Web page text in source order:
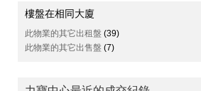
樓盤在相同大廈
此物業的其它出租盤 (39)
此物業的其它出售盤 (7)